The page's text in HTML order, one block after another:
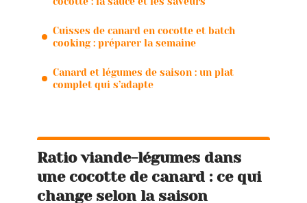
Cuisses de canard en cocotte et batch
cooking : préparer la semaine
Canard et légumes de saison : un plat
complet qui s’adapte
Ratio viande-légumes dans
une cocotte de canard : ce qui
change selon la saison